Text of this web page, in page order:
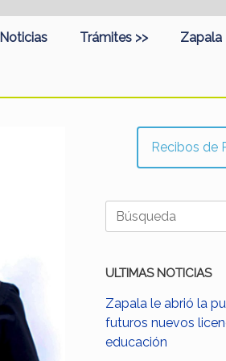
Noticias Trámites >> Zapala
Recibos de
Buscar:
ULTIMAS NOTICIAS
Zapala le abrió la
futuros nuevos
educación